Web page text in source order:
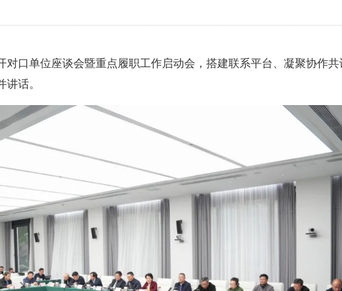
对口单位座谈会暨重点履职工作启动会，搭建联系平台、凝聚协作
话。